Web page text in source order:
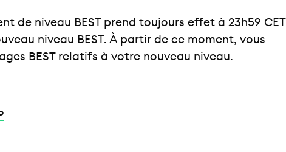
de niveau BEST prend toujours effet à 23h59 CET
niveau BEST. À partir de ce moment, vous
BEST relatifs à votre nouveau niveau.